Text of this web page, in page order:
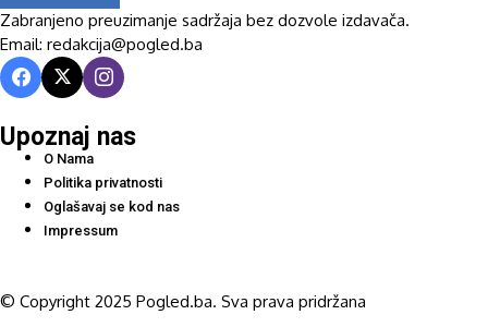
Zabranjeno preuzimanje sadržaja bez dozvole izdavača.
Email: redakcija@pogled.ba
Upoznaj nas
O Nama
Politika privatnosti
Oglašavaj se kod nas
Impressum
© Copyright 2025 Pogled.ba. Sva prava pridržana